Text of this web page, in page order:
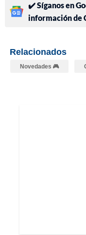
✔️ Síganos en
información de
Relacionados
Novedades 🎮